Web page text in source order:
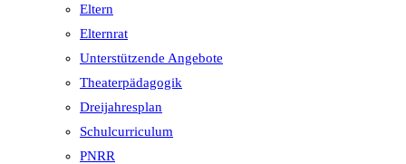
Eltern
Elternrat
Unterstützende Angebote
Theaterpädagogik
Dreijahresplan
Schulcurriculum
PNRR